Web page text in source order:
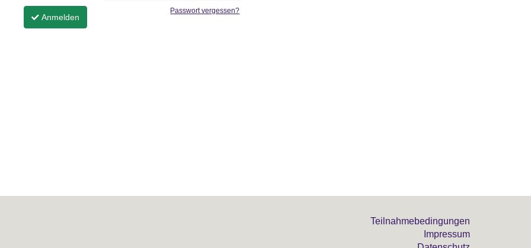
Anmelden
Passwort vergessen?
Teilnahmebedingungen
Impressum